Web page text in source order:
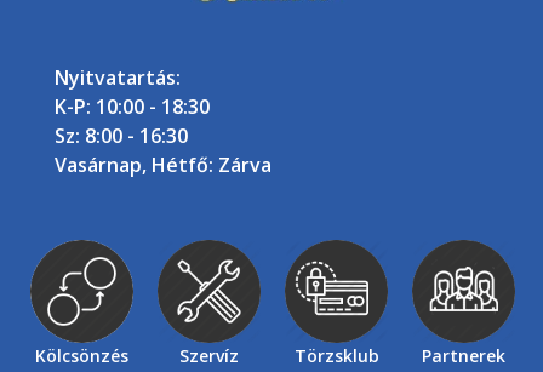
Nyitvatartás:
K-P: 10:00 - 18:30
Sz: 8:00 - 16:30
Vasárnap, Hétfő: Zárva
Kölcsönzés Szervíz Törzsklub Partnerek